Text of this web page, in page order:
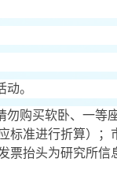
。
购买软卧、一等
标准进行折算）；
票抬头为研究所信